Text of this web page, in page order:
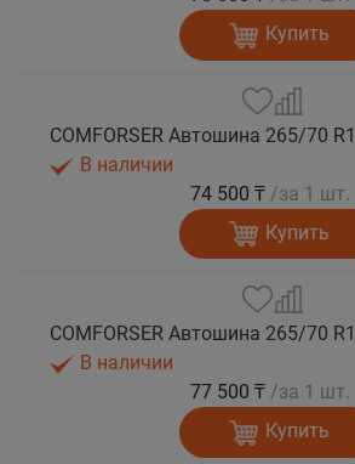
Купить
В наличии
74 500 ₸ /за 1 шт.
Купить
В наличии
77 500 ₸ /за 1 шт.
Купить